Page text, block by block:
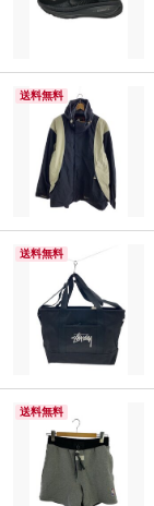
送料無料
送料無料
送料無料